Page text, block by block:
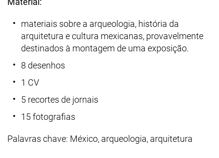
materiais sobre a arqueologia, história da
arquitetura e cultura mexicanas, provavelmente
destinados à montagem de uma exposição.
8 desenhos
1 CV
5 recortes de jornais
15 fotografias
Palavras chave: México, arqueologia, arquitetura